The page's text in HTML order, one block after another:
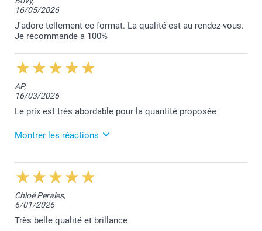
16/05/2026
J'adore tellement ce format. La qualité est au rendez-vous.
Je recommande a 100%
AP,
16/03/2026
Le prix est très abordable pour la quantité proposée
Montrer les réactions
17/03/2026
09:02
Bonjour Alice,
Je vous remercie pour votre belle évaluation.
Cela fait très plaisir!
Chloé Perales,
6/01/2026
Très belle qualité et brillance